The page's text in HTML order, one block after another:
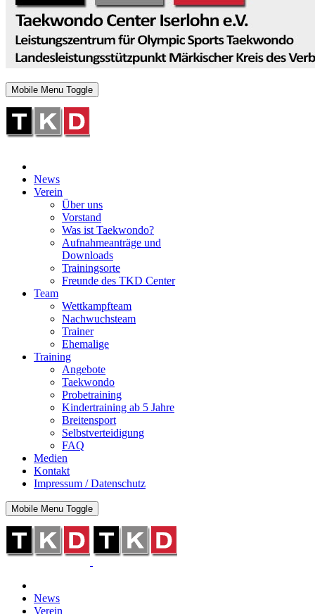
Mobile Menu Toggle
News
Verein
Über uns
Vorstand
Was ist Taekwondo?
Aufnahmeanträge und
Downloads
Trainingsorte
Freunde des TKD Center
Team
Wettkampfteam
Nachwuchsteam
Trainer
Ehemalige
Training
Angebote
Taekwondo
Probetraining
Kindertraining ab 5 Jahre
Breitensport
Selbstverteidigung
FAQ
Medien
Kontakt
Impressum / Datenschutz
Mobile Menu Toggle
News
Verein